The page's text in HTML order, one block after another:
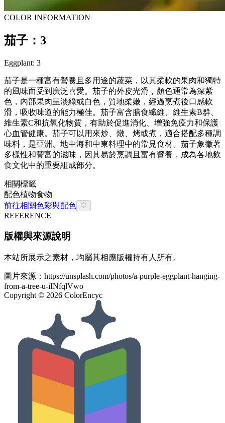
COLOR INFORMATION
茄子：3
Eggplant: 3
茄子是一種富有營養且多用途的蔬菜，以其柔軟的果肉和獨特
的風味而受到廣泛喜愛。茄子的外皮光滑，顏色通常為深紫
色，內部果肉呈淡綠或白色，質地柔嫩，經過烹煮後口感軟
滑，吸收味道的能力極佳。茄子富含膳食纖維、維生素B群、
維生素C和抗氧化物質，有助於促進消化、增強免疫力和保護
心血管健康。茄子可以用來炒、燉、烤或煮，適合搭配多種調
味料，是亞洲、地中海和中東料理中的常見食材。茄子象徵著
多樣性和豐富的滋味，因其易於烹調且富有營養，成為各地飲
食文化中的重要組成部分。
相關標籤
配色植物食物
前往相關色彩與配色
REFERENCE
版權與來源說明
本站所展示之素材，均屬其相應版權持有人所有。
圖片來源： https://unsplash.com/photos/a-purple-eggplant-hanging-
from-a-tree-u-iINfqlVwo
Copyright © 2026 ColorEncyc